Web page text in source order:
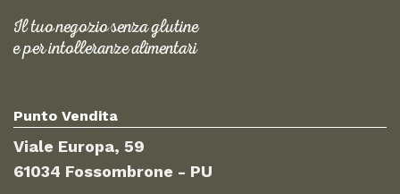
Il tuo negozio senza glutine
e per intolleranze alimentari
Punto Vendita
Viale Europa, 59
61034 Fossombrone - PU